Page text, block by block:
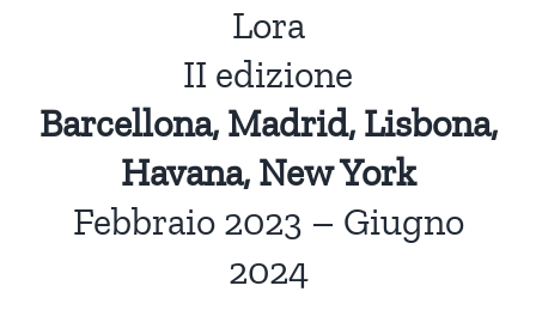
Lora
II edizione
Barcellona, Madrid, Lisbona,
Havana, New York
Febbraio 2023 – Giugno
2024